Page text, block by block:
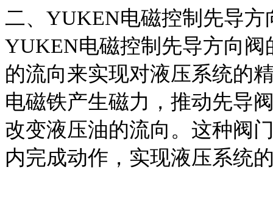
二、YUKEN电磁控制先导方
YUKEN电磁控制先导方向
的流向来实现对液压系统的
电磁铁产生磁力，推动先导
改变液压油的流向。这种阀
内完成动作，实现液压系统